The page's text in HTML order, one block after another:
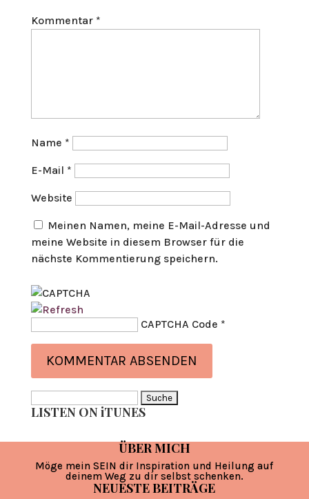
Kommentar *
Name *
E-Mail *
Website
Meinen Namen, meine E-Mail-Adresse und
meine Website in diesem Browser für die
nächste Kommentierung speichern.
CAPTCHA Code *
nach:
LISTEN ON iTUNES
ÜBER MICH
Möge mein SEIN dir Inspiration und Heilung auf
deinem Weg zu dir selbst schenken.
NEUESTE BEITRÄGE